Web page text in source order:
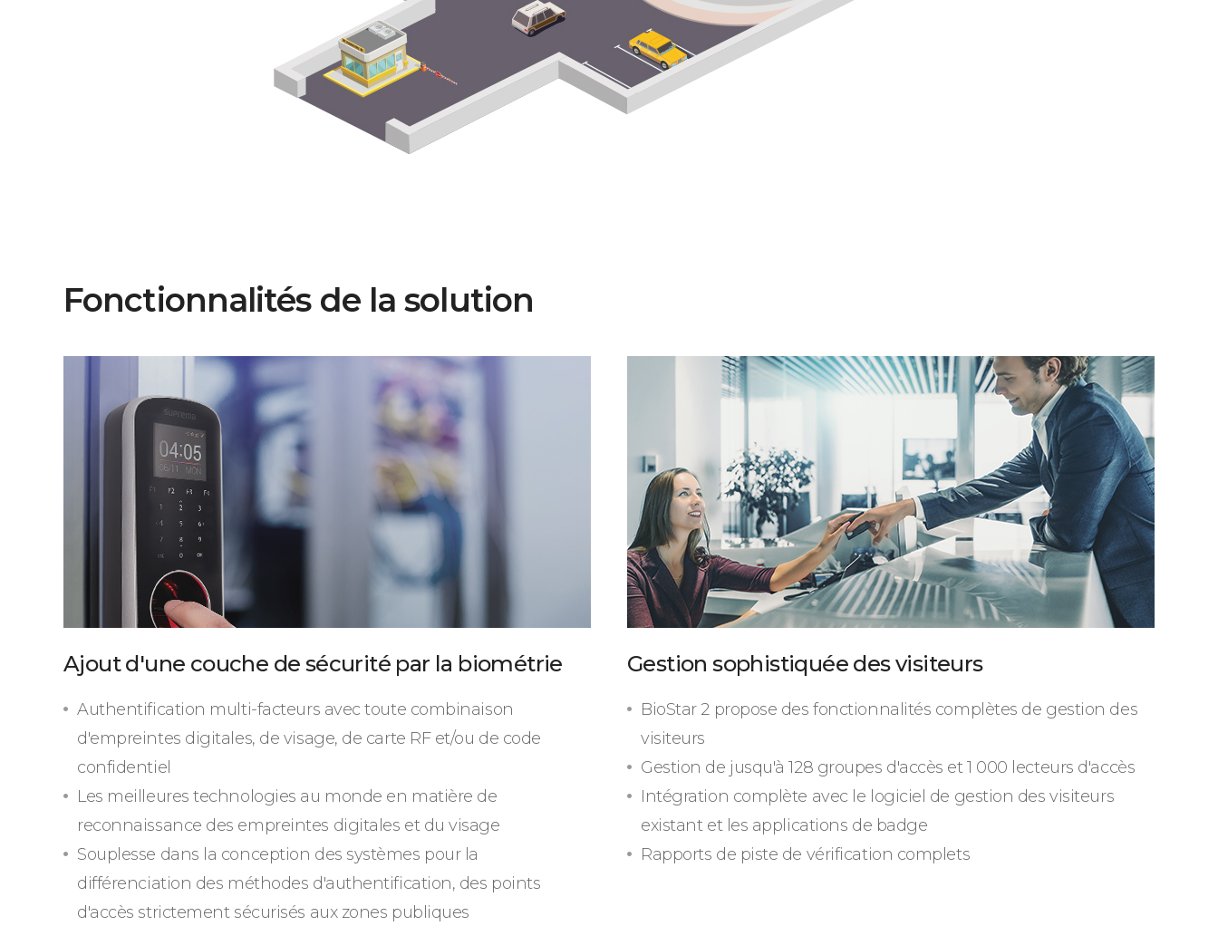
Fonctionnalités de la solution
Ajout d'une couche de sécurité par la biométrie
Authentification multi-facteurs avec toute combinaison
d'empreintes digitales, de visage, de carte RF et/ou de code
confidentiel
Les meilleures technologies au monde en matière de
reconnaissance des empreintes digitales et du visage
Souplesse dans la conception des systèmes pour la
différenciation des méthodes d'authentification, des points
d'accès strictement sécurisés aux zones publiques
Gestion sophistiquée des visiteurs
BioStar 2 propose des fonctionnalités complètes de gestion des
visiteurs
Gestion de jusqu'à 128 groupes d'accès et 1 000 lecteurs d'accès
Intégration complète avec le logiciel de gestion des visiteurs
existant et les applications de badge
Rapports de piste de vérification complets